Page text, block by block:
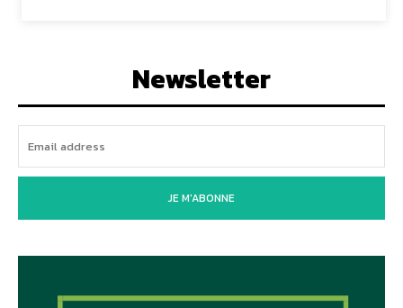
Newsletter
JE M'ABONNE